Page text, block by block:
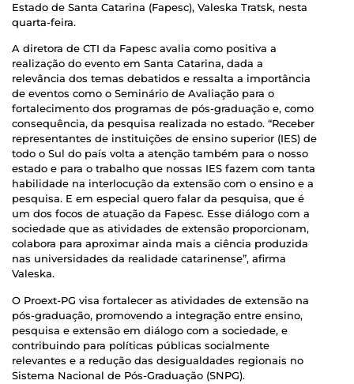
Estado de Santa Catarina (Fapesc), Valeska Tratsk, nesta
quarta-feira.
A diretora de CTI da Fapesc avalia como positiva a
realização do evento em Santa Catarina, dada a
relevância dos temas debatidos e ressalta a importância
de eventos como o Seminário de Avaliação para o
fortalecimento dos programas de pós-graduação e, como
consequência, da pesquisa realizada no estado. “Receber
representantes de instituições de ensino superior (IES) de
todo o Sul do país volta a atenção também para o nosso
estado e para o trabalho que nossas IES fazem com tanta
habilidade na interlocução da extensão com o ensino e a
pesquisa. E em especial quero falar da pesquisa, que é
um dos focos de atuação da Fapesc. Esse diálogo com a
sociedade que as atividades de extensão proporcionam,
colabora para aproximar ainda mais a ciência produzida
nas universidades da realidade catarinense”, afirma
Valeska.
O Proext-PG visa fortalecer as atividades de extensão na
pós-graduação, promovendo a integração entre ensino,
pesquisa e extensão em diálogo com a sociedade, e
contribuindo para políticas públicas socialmente
relevantes e a redução das desigualdades regionais no
Sistema Nacional de Pós-Graduação (SNPG).